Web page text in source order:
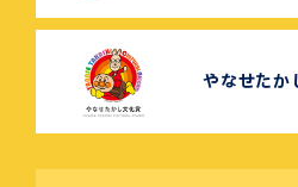
やなせたか